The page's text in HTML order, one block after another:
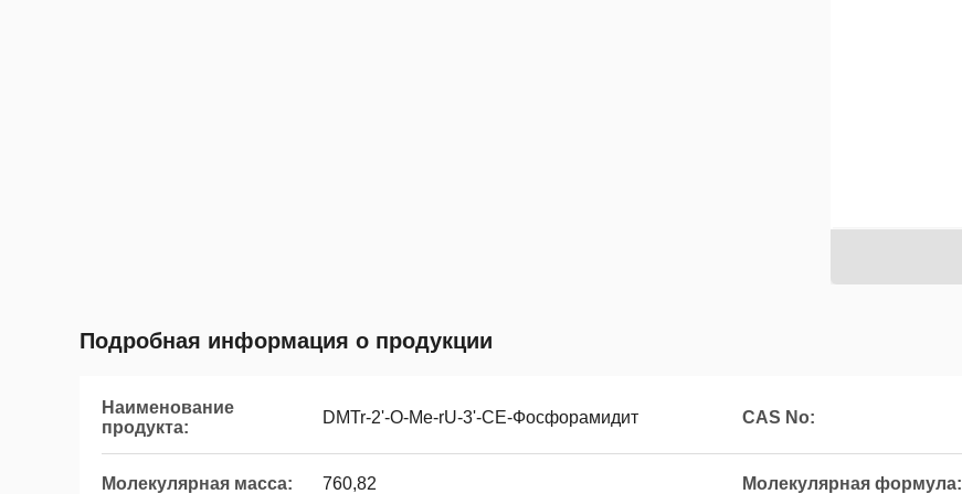
Подробная информация о продукции
Наименование
продукта:
DMTr-2'-O-Me-rU-3'-CE-Фосфорамидит CAS No:
Молекулярная масса: 760,82 Молекулярная формула: